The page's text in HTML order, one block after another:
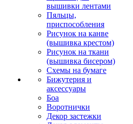
вышивки лентами
Пяльцы,
приспособления
Рисунок на канве
(вышивка крестом)
Рисунок на ткани
(вышивка бисером)
Схемы на бумаге
Бижутерия и
аксессуары
Боа
Воротнички
Декор застежки